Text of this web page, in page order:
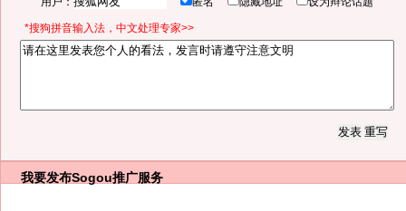
*搜狗拼音输入法，中文处理专家>>
我要发布Sogou推广服务